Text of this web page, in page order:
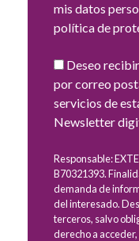
mis datos
política de
Deseo
por correo
servicios de
Newsletter
Responsable:
B70321393.
demanda de
del interesado.
terceros, salvo
derecho a